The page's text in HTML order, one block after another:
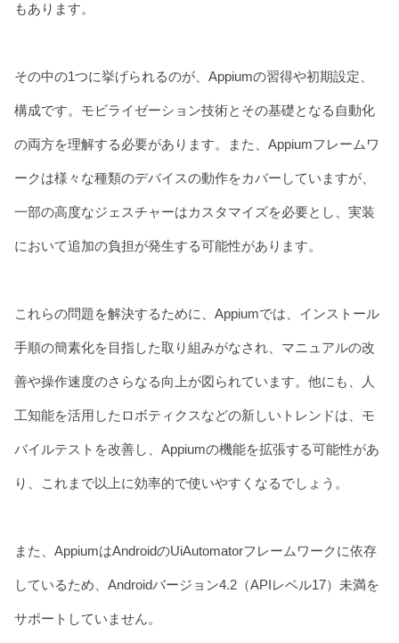
もあります。
その中の1つに挙げられるのが、Appiumの習得や初期設定、
構成です。モビライゼーション技術とその基礎となる自動化
の両方を理解する必要があります。また、Appiumフレームワ
ークは様々な種類のデバイスの動作をカバーしていますが、
一部の高度なジェスチャーはカスタマイズを必要とし、実装
において追加の負担が発生する可能性があります。
これらの問題を解決するために、Appiumでは、インストール
手順の簡素化を目指した取り組みがなされ、マニュアルの改
善や操作速度のさらなる向上が図られています。他にも、人
工知能を活用したロボティクスなどの新しいトレンドは、モ
バイルテストを改善し、Appiumの機能を拡張する可能性があ
り、これまで以上に効率的で使いやすくなるでしょう。
また、AppiumはAndroidのUiAutomatorフレームワークに依存
しているため、Androidバージョン4.2（APIレベル17）未満を
サポートしていません。